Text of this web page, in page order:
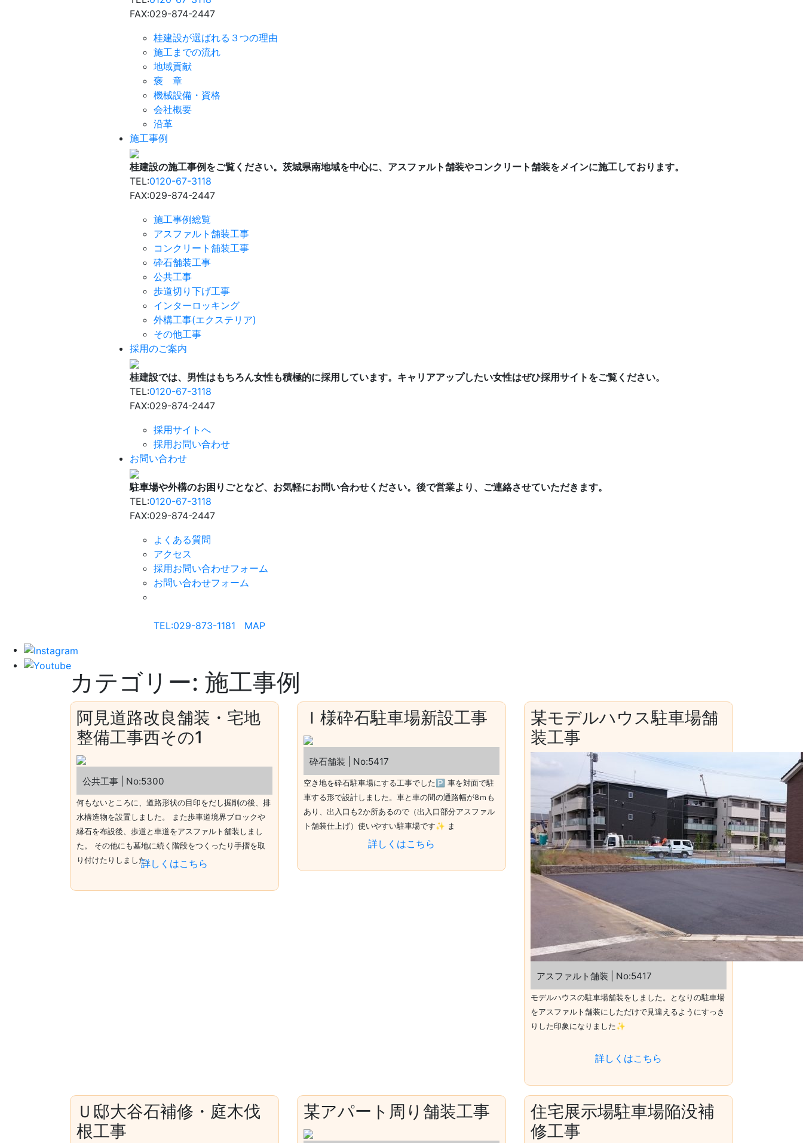
FAX:029-874-2447
桂建設が選ばれる３つの理由
施工までの流れ
地域貢献
褒 章
機械設備・資格
会社概要
沿革
施工事例
桂建設の施工事例をご覧ください。茨城県南地域を中心に、アスファルト舗装やコンクリート舗装をメインに施工しております。
TEL:0120-67-3118
FAX:029-874-2447
施工事例総覧
アスファルト舗装工事
コンクリート舗装工事
砕石舗装工事
公共工事
歩道切り下げ工事
インターロッキング
外構工事(エクステリア)
その他工事
採用のご案内
桂建設では、男性はもちろん女性も積極的に採用しています。キャリアアップしたい女性はぜひ採用サイトをご覧ください。
TEL:0120-67-3118
FAX:029-874-2447
採用サイトへ
採用お問い合わせ
お問い合わせ
駐車場や外構のお困りごとなど、お気軽にお問い合わせください。後で営業より、ご連絡させていただきます。
TEL:0120-67-3118
FAX:029-874-2447
よくある質問
アクセス
採用お問い合わせフォーム
お問い合わせフォーム
TEL:029-873-1181
MAP
カテゴリー: 施工事例
阿見道路改良舗装・宅地
整備工事西その1
公共工事 | No:5300
何もないところに、道路形状の目印をだし掘削の後、排
水構造物を設置しました。 また歩車道境界ブロックや
縁石を布設後、歩道と車道をアスファルト舗装しまし
た。 その他にも墓地に続く階段をつくったり手摺を取
り付けたりしました。詳しくはこちら
Ｉ様砕石駐車場新設工事
砕石舗装 | No:5417
空き地を砕石駐車場にする工事でした🅿 車を対面で駐
車する形で設計しました。車と車の間の通路幅が8ｍも
あり、出入口も2か所あるので（出入口部分アスファル
ト舗装仕上げ）使いやすい駐車場です✨ ま
詳しくはこちら
某モデルハウス駐車場舗
装工事
アスファルト舗装 | No:5417
モデルハウスの駐車場舗装をしました。となりの駐車場
をアスファルト舗装にしただけで見違えるようにすっき
りした印象になりました✨
詳しくはこちら
Ｕ邸大谷石補修・庭木伐
根工事
某アパート周り舗装工事
住宅展示場駐車場陥没補
修工事